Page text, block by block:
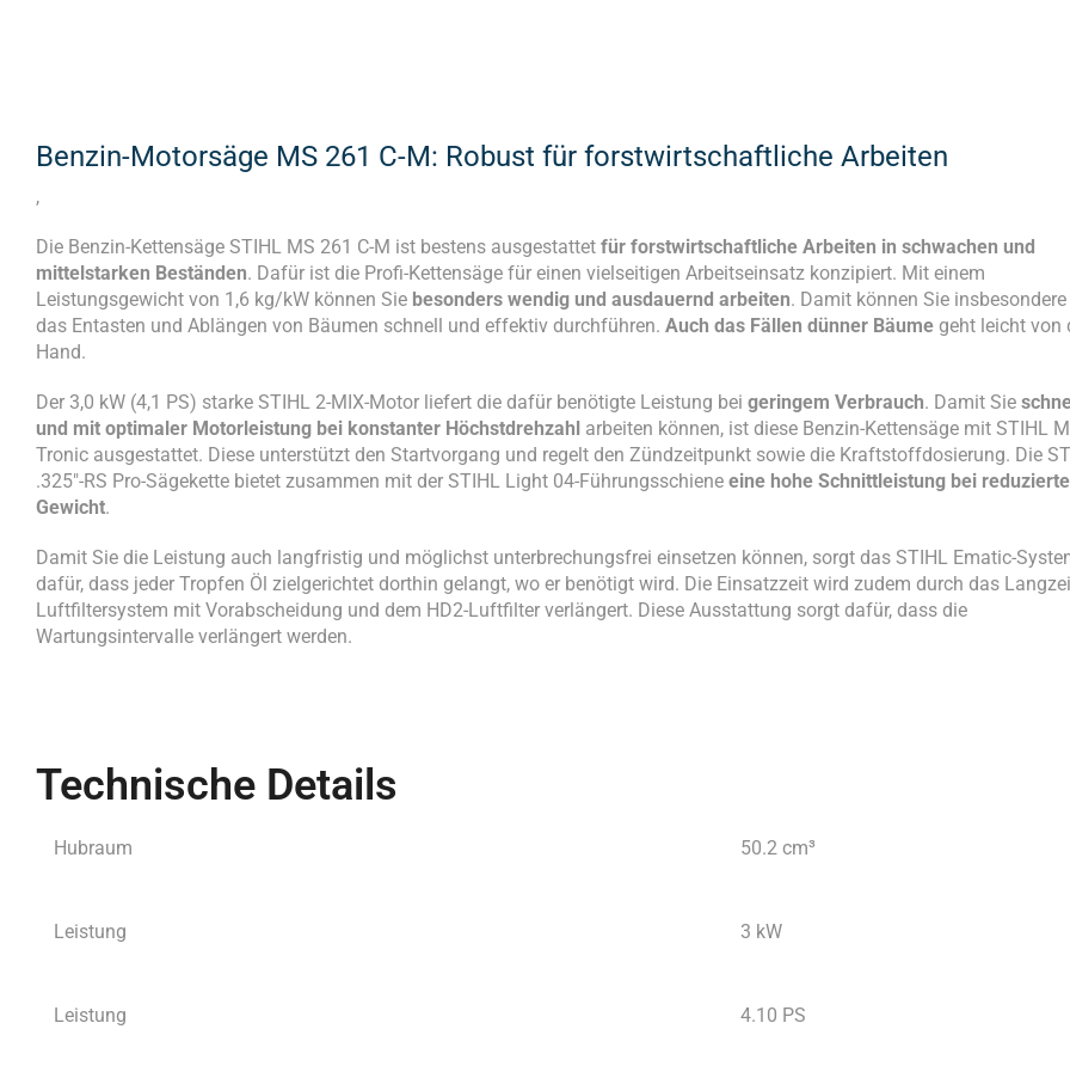
Benzin-Motorsäge MS 261 C-M: Robust für forstwirtschaftliche Arbeiten
,
Die Benzin-Kettensäge STIHL MS 261 C-M ist bestens ausgestattet für forstwirtschaftliche Arbeiten in schwachen und
mittelstarken Beständen. Dafür ist die Profi-Kettensäge für einen vielseitigen Arbeitseinsatz konzipiert. Mit einem
Leistungsgewicht von 1,6 kg/kW können Sie besonders wendig und ausdauernd arbeiten. Damit können Sie insbesondere
das Entasten und Ablängen von Bäumen schnell und effektiv durchführen. Auch das Fällen dünner Bäume geht leicht von
Hand.
Der 3,0 kW (4,1 PS) starke STIHL 2-MIX-Motor liefert die dafür benötigte Leistung bei geringem Verbrauch. Damit Sie
und mit optimaler Motorleistung bei konstanter Höchstdrehzahl arbeiten können, ist diese Benzin-Kettensäge mit STIHL
Tronic ausgestattet. Diese unterstützt den Startvorgang und regelt den Zündzeitpunkt sowie die Kraftstoffdosierung. Die
.325″-RS Pro-Sägekette bietet zusammen mit der STIHL Light 04-Führungsschiene eine hohe Schnittleistung bei
Gewicht.
Damit Sie die Leistung auch langfristig und möglichst unterbrechungsfrei einsetzen können, sorgt das STIHL Ematic-
dafür, dass jeder Tropfen Öl zielgerichtet dorthin gelangt, wo er benötigt wird. Die Einsatzzeit wird zudem durch das
Luftfiltersystem mit Vorabscheidung und dem HD2-Luftfilter verlängert. Diese Ausstattung sorgt dafür, dass die
Wartungsintervalle verlängert werden.
Technische Details
Hubraum 50.2 cm³
Leistung 3 kW
Leistung 4.10 PS